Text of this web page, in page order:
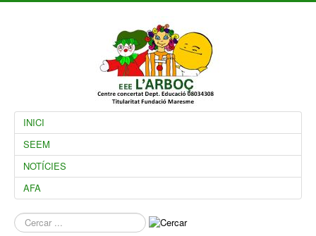
INICI
SEEM
NOTÍCIES
AFA
què
busques?